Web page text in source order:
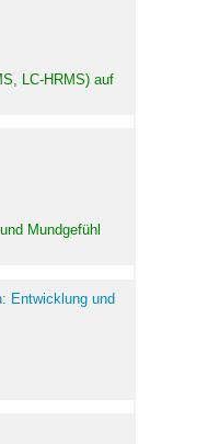
LC-HRMS) auf
Mundgefühl
Entwicklung und